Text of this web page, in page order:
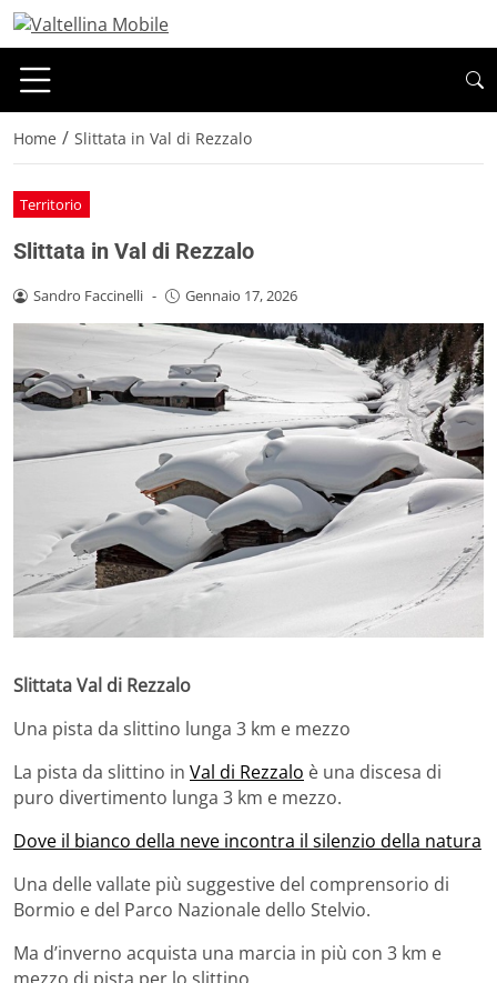
Home / Slittata in Val di Rezzalo
Territorio
Slittata in Val di Rezzalo
Sandro Faccinelli - Gennaio 17, 2026
Slittata Val di Rezzalo
Una pista da slittino lunga 3 km e mezzo
La pista da slittino in Val di Rezzalo è una discesa di
puro divertimento lunga 3 km e mezzo.
Dove il bianco della neve incontra il silenzio della natura
Una delle vallate più suggestive del comprensorio di
Bormio e del Parco Nazionale dello Stelvio.
Ma d’inverno acquista una marcia in più con 3 km e